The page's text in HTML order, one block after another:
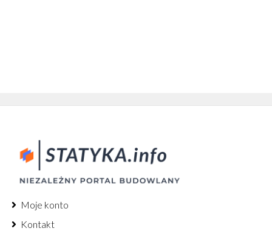
Moje konto
Kontakt